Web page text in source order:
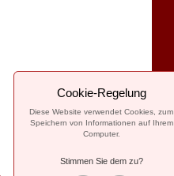
Cookie-Regelung
Diese Website verwendet Cookies, zum
Speichern von Informationen auf Ihrem
Computer.
Stimmen Sie dem zu?